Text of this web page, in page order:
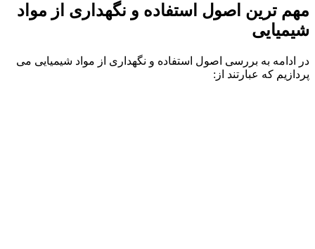
مهم ترین اصول استفاده و نگهداری از مواد
شیمیایی
در ادامه به بررسی اصول استفاده و نگهداری از مواد شیمیایی می
پردازیم که عبارتند از: